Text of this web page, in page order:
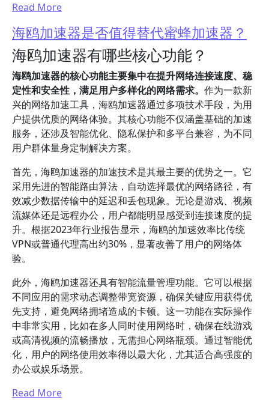
Read More
海鸥加速器是否值得替代蜜蜂加速器？
海鸥加速器有哪些核心功能？
海鸥加速器的核心功能主要集中在提升网络连接速度、稳
定性和安全性，满足用户多样化的网络需求。 作为一款新
兴的网络加速工具，海鸥加速器通过多项技术手段，为用
户提供优质的网络体验。其核心功能不仅涵盖基础的加速
服务，还涉及智能优化、隐私保护和多平台兼容，为不同
用户群体量身定制解决方案。
首先，海鸥加速器的加速技术是其最主要的优势之一。它
采用先进的智能路由算法，自动选择最优的网络路径，有
效减少数据传输中的延迟和丢包现象。无论是游戏、视频
流媒体还是远程办公，用户都能明显感受到连接速度的提
升。根据2023年行业报告显示，海鸥的加速效率比传统
VPN或普通代理高出约30%，显著改善了用户的网络体
验。
此外，海鸥加速器还具有智能流量管理功能。它可以根据
不同应用的需求动态调整带宽资源，确保关键应用获得优
先支持，避免网络拥堵造成的卡顿。这一功能在实际操作
中非常实用，比如在多人同时使用网络时，确保在线游戏
或高清视频的流畅播放，无需担心网络瓶颈。通过智能优
化，用户的网络使用效率得以最大化，尤其适合高强度的
办公或娱乐场景。
Read More